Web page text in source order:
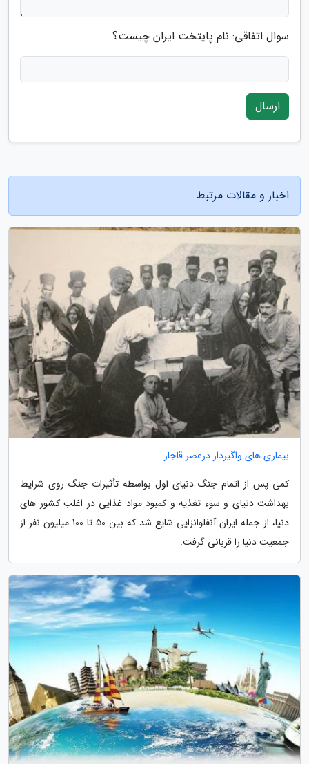
سوال اتفاقی: نام پایتخت ایران چیست؟
ارسال
اخبار و مقالات مرتبط
بیماری های واگیردار درعصر قاجار
کمی پس از اتمام جنگ دنیای اول بواسطه تأثیرات جنگ روی شرایط
بهداشت دنیای و سوء تغذیه و کمبود مواد غذایی در اغلب کشور های
دنیا، از جمله ایران آنفلوانزایی شایع شد که بین 50 تا 100 میلیون نفر از
جمعیت دنیا را قربانی گرفت.